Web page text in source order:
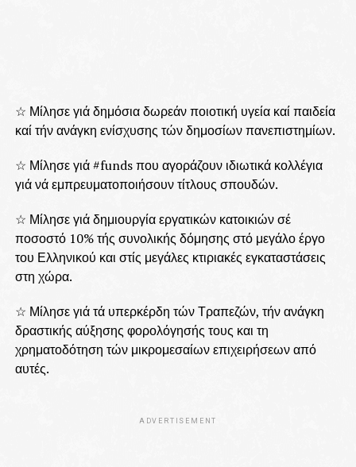
☆ Μίλησε γιά δημόσια δωρεάν ποιοτική υγεία καί παιδεία
καί τήν ανάγκη ενίσχυσης τών δημοσίων πανεπιστημίων.
☆ Μίλησε γιά #funds που αγοράζουν ιδιωτικά κολλέγια
γιά νά εμπρευματοποιήσουν τίτλους σπουδών.
☆ Μίλησε γιά δημιουργία εργατικών κατοικιών σέ
ποσοστό 10% τής συνολικής δόμησης στό μεγάλο έργο
του Ελληνικού και στίς μεγάλες κτιριακές εγκαταστάσεις
στη χώρα.
☆ Μίλησε γιά τά υπερκέρδη τών Τραπεζών, τήν ανάγκη
δραστικής αύξησης φορολόγησής τους και τη
χρηματοδότηση τών μικρομεσαίων επιχειρήσεων από
αυτές.
ADVERTISEMENT